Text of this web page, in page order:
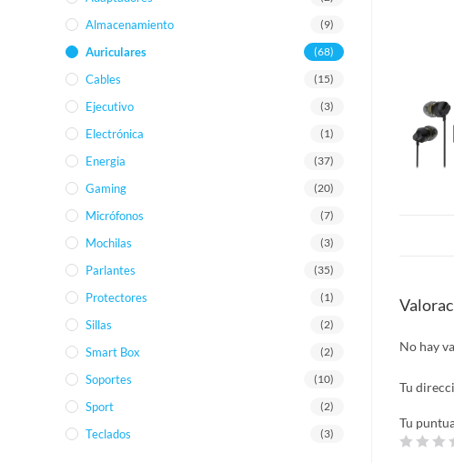
No hay
Tu
Tu
Almacenamiento (9)
Auriculares (68)
Cables (15)
Ejecutivo (3)
Electrónica (1)
Energia (37)
Gaming (20)
Micrófonos (7)
Mochilas (3)
Parlantes (35)
Protectores (1)
Sillas (2)
Smart Box (2)
Soportes (10)
Sport (2)
Teclados (3)